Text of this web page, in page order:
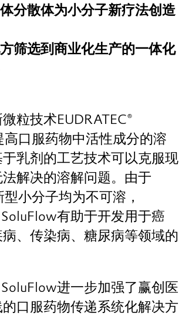
分散体为小分子新疗法创造
筛选到商业化生产的一体化
粒技术EUDRATEC®
高口服药物中活性成分的溶
乳剂的工艺技术可以克服现
解决的溶解问题。由于
小分子均为不可溶，
SoluFlow有助于开发用于癌
、传染病、糖尿病等领域的
SoluFlow进一步加强了赢创医
口服药物传递系统化解决方